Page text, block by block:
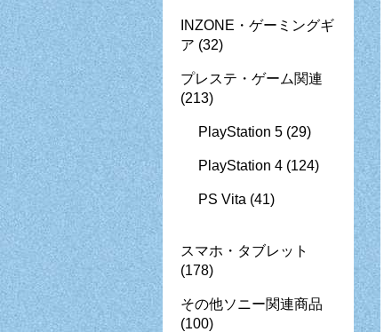
INZONE・ゲーミングギ
ア (32)
プレステ・ゲーム関連
(213)
PlayStation 5 (29)
PlayStation 4 (124)
PS Vita (41)
スマホ・タブレット
(178)
その他ソニー関連商品
(100)